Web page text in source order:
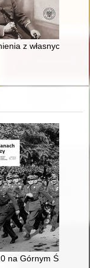
z własnych
k. Rzeszowa :
na Górnym Śląsku i